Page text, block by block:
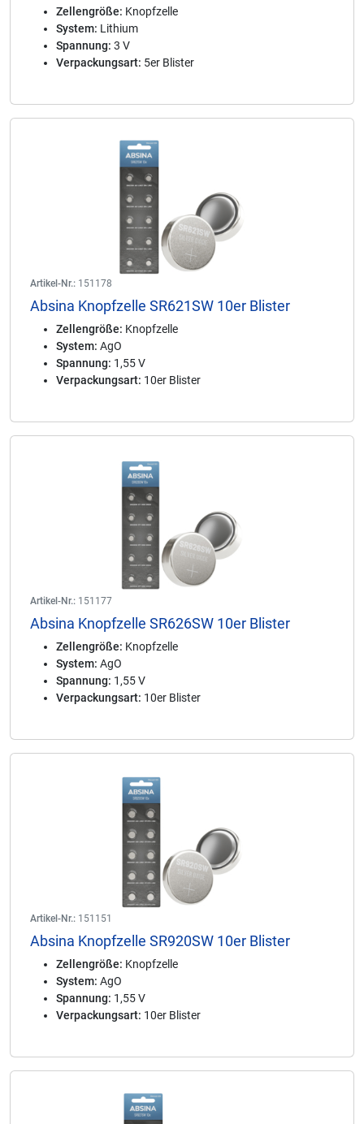
Zellengröße: Knopfzelle
System: Lithium
Spannung: 3 V
Verpackungsart: 5er Blister
Artikel-Nr.: 151178
Absina Knopfzelle SR621SW 10er Blister
Zellengröße: Knopfzelle
System: AgO
Spannung: 1,55 V
Verpackungsart: 10er Blister
Artikel-Nr.: 151177
Absina Knopfzelle SR626SW 10er Blister
Zellengröße: Knopfzelle
System: AgO
Spannung: 1,55 V
Verpackungsart: 10er Blister
Artikel-Nr.: 151151
Absina Knopfzelle SR920SW 10er Blister
Zellengröße: Knopfzelle
System: AgO
Spannung: 1,55 V
Verpackungsart: 10er Blister